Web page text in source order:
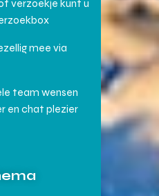
verzoekje kunt u
mee via
team wensen
en chat plezier